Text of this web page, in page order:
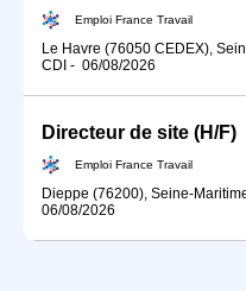
Emploi France Travail
Le Havre (76050 CEDEX),
CDI - 06/08/2026
Directeur de site (H/F)
Emploi France Travail
Dieppe (76200), Seine-
06/08/2026